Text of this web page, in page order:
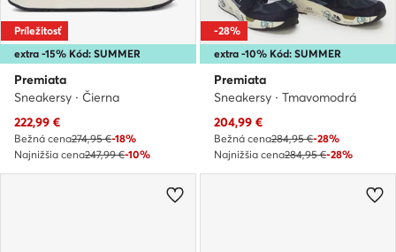
extra -15% Kód: SUMMER
Príležitosť
Premiata
Sneakersy · Čierna
Aktuálna cena
222,99 €
Bežná cena274,95 €-18%
Najnižšia cena247,99 €-10%
extra -10% Kód: SUMMER
-28%
Premiata
Sneakersy · Tmavomodrá
Aktuálna cena
204,99 €
Bežná cena284,95 €-28%
Najnižšia cena284,95 €-28%